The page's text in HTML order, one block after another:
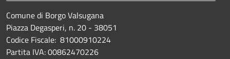
Comune di Borgo Valsugana
Piazza Degasperi, n. 20 - 38051
Codice Fiscale: 81000910224
Partita IVA: 00862470226